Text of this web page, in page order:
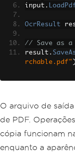
input .
OcrResult
// Save as a
result .
rchable.pdf"
O arquivo de
de PDF.
cópia funcionam
enquanto a